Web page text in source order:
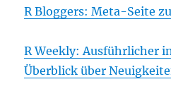
R Bloggers: Meta-Seite
R Weekly: Ausführlicher
Überblick über